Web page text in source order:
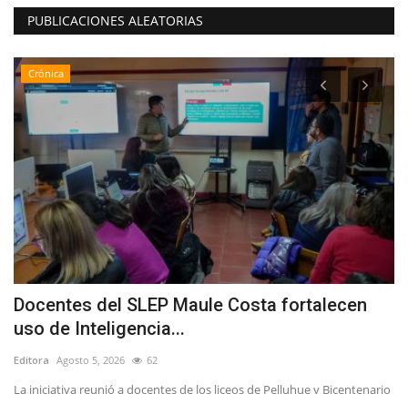
PUBLICACIONES ALEATORIAS
Crónica
Docentes del SLEP Maule Costa fortalecen
uso de Inteligencia...
Editora Agosto 5, 2026 62
La iniciativa reunió a docentes de los liceos de Pelluhue y Bicentenario